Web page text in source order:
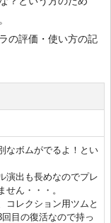
の評価・使い方の記
なボムがでるよ！とい
演出も長めなのでプレ
ん・・・。
コレクション用ツムと
目の復活なので持っ